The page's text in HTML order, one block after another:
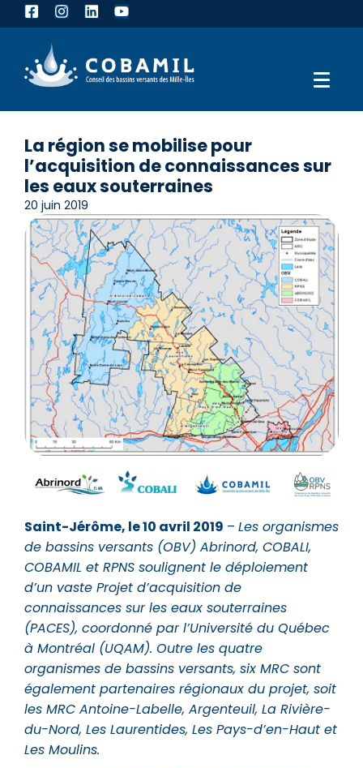
La région se mobilise pour
l’acquisition de connaissances sur
les eaux souterraines
20 juin 2019
Saint-Jérôme, le 10 avril 2019 – Les organismes
de bassins versants (OBV) Abrinord, COBALI,
COBAMIL et RPNS soulignent le déploiement
d’un vaste Projet d’acquisition de
connaissances sur les eaux souterraines
(PACES), coordonné par l’Université du Québec
à Montréal (UQAM). Outre les quatre
organismes de bassins versants, six MRC sont
également partenaires régionaux du projet, soit
les MRC Antoine-Labelle, Argenteuil, La Rivière-
du-Nord, Les Laurentides, Les Pays-d’en-Haut et
Les Moulins.